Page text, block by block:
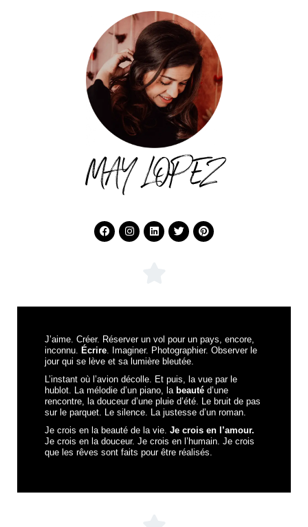
MAY LOPEZ
J’aime. Créer. Réserver un vol pour un pays, encore,
inconnu. Écrire . Imaginer. Photographier. Observer le
jour qui se lève et sa lumière bleutée.
L’instant où l’avion décolle. Et puis, la vue par le
hublot. La mélodie d’un piano, la beauté d’une
rencontre, la douceur d’une pluie d’été. Le bruit de pas
sur le parquet. Le silence. La justesse d’un roman.
Je crois en la beauté de la vie. Je crois en l’amour.
Je crois en la douceur. Je crois en l’humain. Je crois
que les rêves sont faits pour être réalisés.